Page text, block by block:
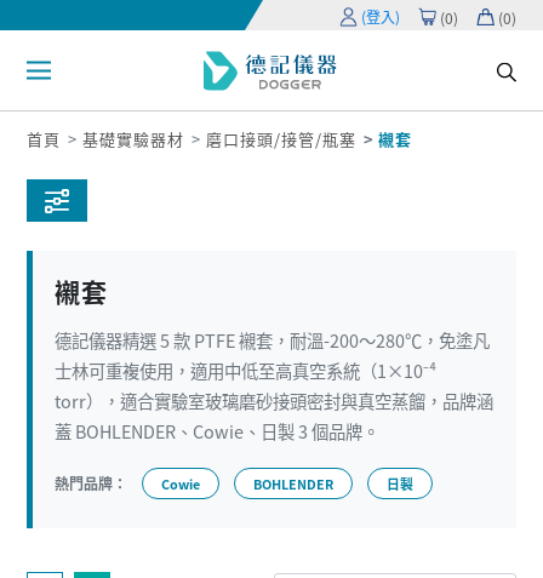
(登入) (0) (0)
首頁 基礎實驗器材 磨口接頭/接管/瓶塞 襯套
襯套
德記儀器精選 5 款 PTFE 襯套，耐溫-200～280℃，免塗凡
士林可重複使用，適用中低至高真空系統（1×10⁻⁴
torr），適合實驗室玻璃磨砂接頭密封與真空蒸餾，品牌涵
蓋 BOHLENDER、Cowie、日製 3 個品牌。
熱門品牌： Cowie BOHLENDER 日製